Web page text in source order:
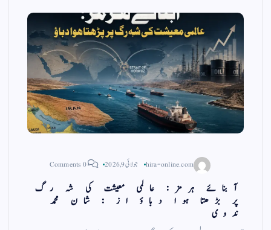
hira-online.com جولائی 9, 2026 0 Comments
آبنائے ہرمز: عالمی معیشت کی شہ رگ
پر بڑھتا ہوا دباؤ از : شان محمد
ندوی